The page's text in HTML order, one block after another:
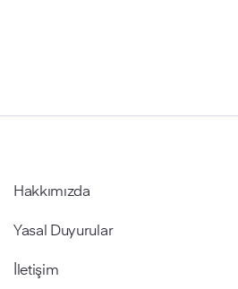
Hakkımızda
Yasal Duyurular
İletişim